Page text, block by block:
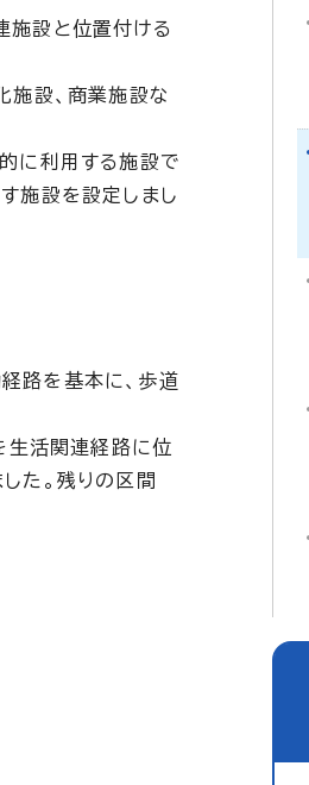
施設と位置付ける
施設、商業施設な
に利用する施設で
施設を設定しまし
路を基本に、歩道
活関連経路に位
た。残りの区間